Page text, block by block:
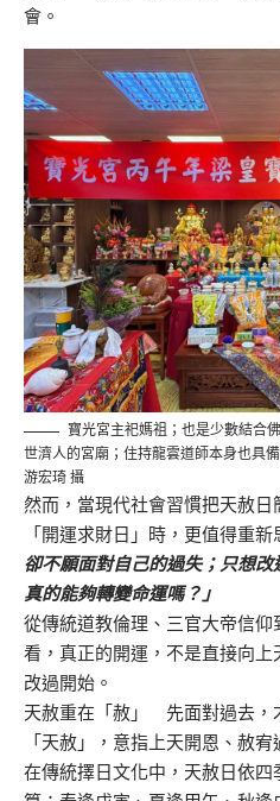
會。
寶光宮主祀媽祖；也是少數結合
世濟人的宮廟；住持龍雲道師本身也具
游宏琦 攝
然而，當現代社會習慣把天赦日
「開運求財日」時，更值得重新
卻不願面對自己的過失；只想
真的能夠轉變命運嗎？」
從傳統道教倫理、三官大帝信
看，真正的開運，不是直接向
改過開始。
天赦重在「赦」 先面對過去，
「天赦」，意指上天開恩、赦宥
在傳統擇日文化中，天赦日依